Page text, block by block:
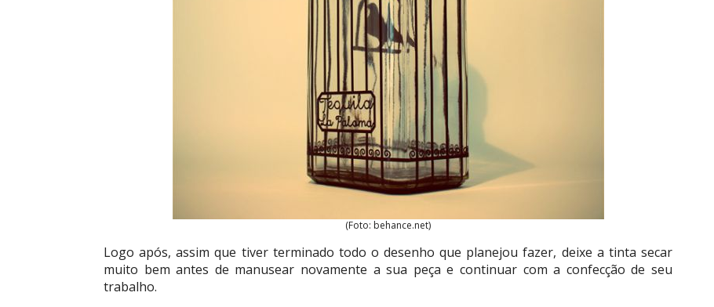
(Foto: behance.net)
Logo após, assim que tiver terminado todo o desenho que planejou fazer, deixe a tinta secar
muito bem antes de manusear novamente a sua peça e continuar com a confecção de seu
trabalho.